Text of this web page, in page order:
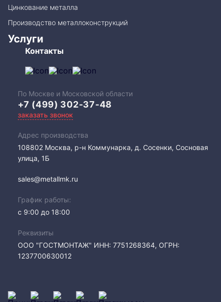
Цинкование металла
Производство металлоконструкций
Услуги
Контакты
По Москве и Московской области
+7 (499) 302-37-48
заказать звонок
Адрес производства
108802​ Москва, р-н Коммунарка, д. Сосенки, Сосновая
улица, 1Б
sales@metallmk.ru
График работы:
с 9:00 до 18:00
Реквизиты
ООО "ГОСТМОНТАЖ" ИНН: 7751268364, ОГРН:
1237700630012